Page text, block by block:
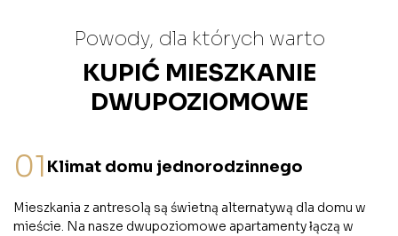
Powody, dla których warto
KUPIĆ MIESZKANIE
DWUPOZIOMOWE
01 Klimat domu jednorodzinnego
Mieszkania z antresolą są świetną alternatywą dla domu w
mieście. Na nasze dwupoziomowe apartamenty łączą w